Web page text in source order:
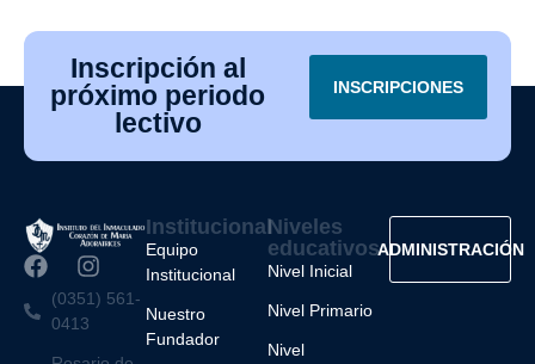
Inscripción al
próximo periodo
lectivo
INSCRIPCIONES
(0351) 561-
0413
Institucional
Equipo
Institucional
Nuestro
Fundador
Niveles
educativos
Nivel Inicial
Nivel Primario
Nivel
ADMINISTRACIÓN